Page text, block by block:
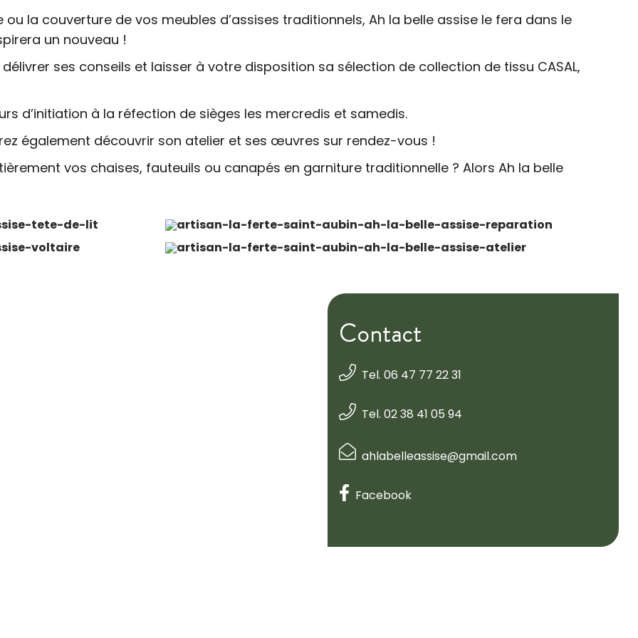
la couverture de vos meubles d’assises traditionnels, Ah la belle assise le fera dans le
un nouveau !
ses conseils et laisser à votre disposition sa sélection de collection de tissu CASAL,
d’initiation à la réfection de sièges les mercredis et samedis.
également découvrir son atelier et ses œuvres sur rendez-vous !
vos chaises, fauteuils ou canapés en garniture traditionnelle ? Alors Ah la belle
Contact
Tel. 06 47 77 22 31
Tel. 02 38 41 05 94
ahlabelleassise@gmail.com
Facebook